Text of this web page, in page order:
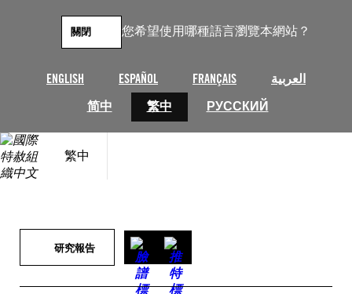
您希望使用哪種語言瀏覽本網站？
ENGLISH ESPAÑOL FRANÇAIS
العربية
简中
繁中 РУССКИЙ
關閉
繁中
研究報告